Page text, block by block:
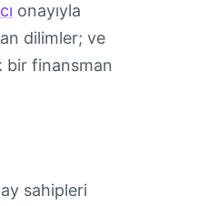
onayıyla
dilimler; ve
bir finansman
sahipleri